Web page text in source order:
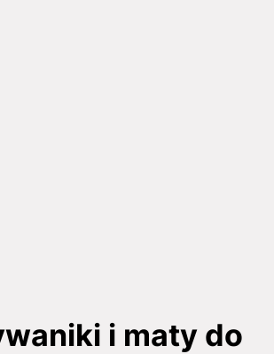
i maty do